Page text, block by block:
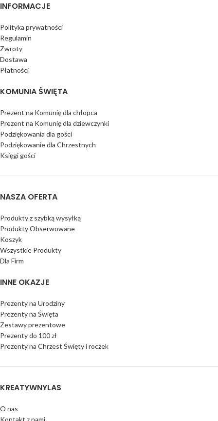
INFORMACJE
Polityka prywatności
Regulamin
Zwroty
Dostawa
Płatności
KOMUNIA ŚWIĘTA
Prezent na Komunię dla chłopca
Prezent na Komunię dla dziewczynki
Podziękowania dla gości
Podziękowanie dla Chrzestnych
Księgi gości
NASZA OFERTA
Produkty z szybką wysyłką
Produkty Obserwowane
Koszyk
Wszystkie Produkty
Dla Firm
INNE OKAZJE
Prezenty na Urodziny
Prezenty na Święta
Zestawy prezentowe
Prezenty do 100 zł
Prezenty na Chrzest Święty i roczek
KREATYWNYLAS
O nas